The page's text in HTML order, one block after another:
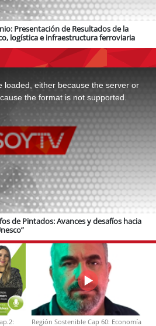
Presentación de Resultados de la
logística e infraestructura ferroviaria
loaded, either because the server or
the format is not supported.
de Pintados: Avances y desafíos hacia
Región Sostenible Cap 60: Economía